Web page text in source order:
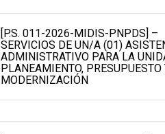
[P.S. 011-2026-MIDIS-PNPDS] –
SERVICIOS DE UN/A (01)
ADMINISTRATIVO PARA LA
PLANEAMIENTO, PRESUPUESTO
MODERNIZACIÓN